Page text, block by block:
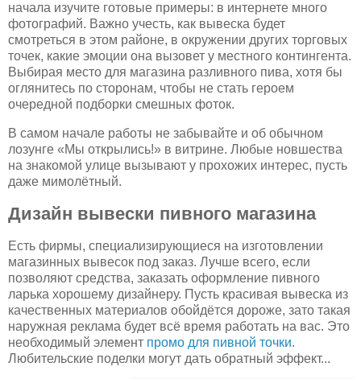
начала изучите готовые примеры: в интернете много
фотографий. Важно учесть, как вывеска будет
смотреться в этом районе, в окружении других торговых
точек, какие эмоции она вызовет у местного контингента.
Выбирая место для магазина разливного пива, хотя бы
оглянитесь по сторонам, чтобы не стать героем
очередной подборки смешных фоток.
В самом начале работы не забывайте и об обычном
лозунге «Мы открылись!» в витрине. Любые новшества
на знакомой улице вызывают у прохожих интерес, пусть
даже мимолётный.
Дизайн вывески пивного магазина
Есть фирмы, специализирующиеся на изготовлении
магазинных вывесок под заказ. Лучше всего, если
позволяют средства, заказать оформление пивного
ларька хорошему дизайнеру. Пусть красивая вывеска из
качественных материалов обойдётся дороже, зато такая
наружная реклама будет всё время работать на вас. Это
необходимый элемент промо для пивной точки.
Любительские поделки могут дать обратный эффект...